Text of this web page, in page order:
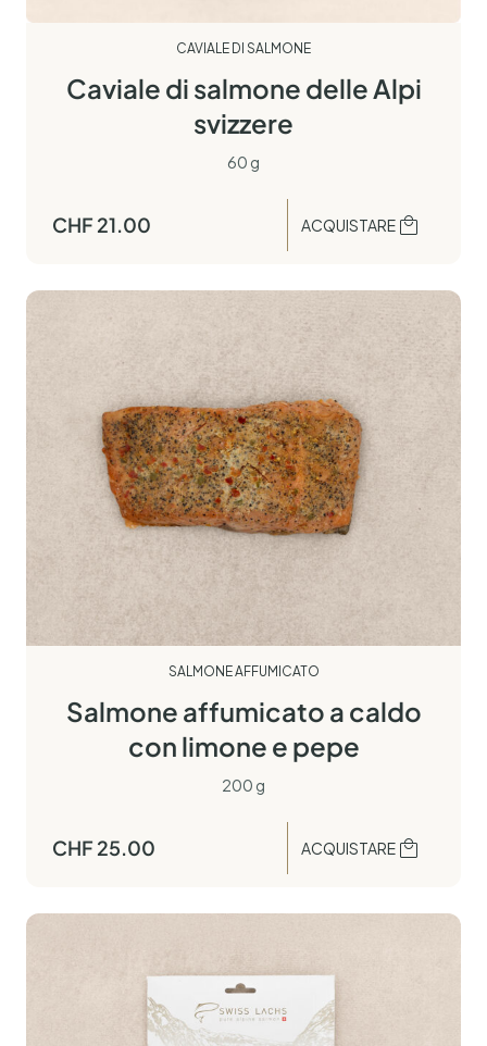
CAVIALE DI SALMONE
Caviale di salmone delle Alpi
svizzere
60 g
CHF 21.00 ACQUISTARE
SALMONE AFFUMICATO
Salmone affumicato a caldo
con limone e pepe
200 g
CHF 25.00 ACQUISTARE